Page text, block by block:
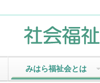
みはら福祉会とは